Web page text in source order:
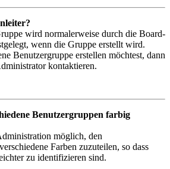
wird normalerweise durch die Board-
wenn die Gruppe erstellt wird.
Benutzergruppe erstellen möchtest, dann
kontaktieren.
Benutzergruppen farbig
möglich, den
Farben zuzuteilen, so dass
zu identifizieren sind.